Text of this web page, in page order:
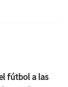
fútbol a las